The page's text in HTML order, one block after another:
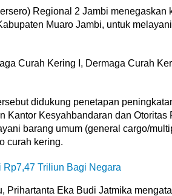
Regional 2 Jambi menegaskan
Muaro Jambi, untuk
Curah Kering I, Dermaga Curah
didukung penetapan
Kesyahbandaran dan Otoritas
barang umum (general cargo/
curah kering.
Triliun Bagi Negara
Prihartanta Eka Budi Jatmika